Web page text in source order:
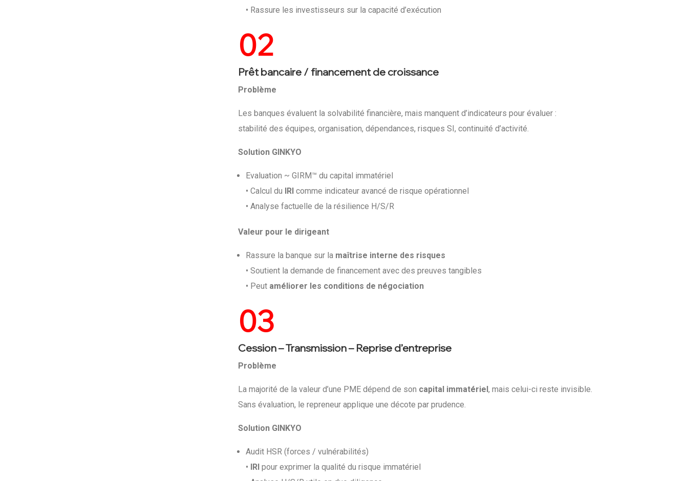
• Rassure les investisseurs sur la capacité d’exécution
02
Prêt bancaire / financement de croissance
Problème
Les banques évaluent la solvabilité financière, mais manquent d’indicateurs pour évaluer :
stabilité des équipes, organisation, dépendances, risques SI, continuité d’activité.
Solution GINKYO
Evaluation ~ GIRM™ du capital immatériel
• Calcul du IRIcomme indicateur avancé de risque opérationnel
• Analyse factuelle de la résilience H/S/R
Valeur pour le dirigeant
Rassure la banque sur la maîtrise interne des risques
• Soutient la demande de financement avec des preuves tangibles
• Peut améliorer les conditions de négociation
03
Cession – Transmission – Reprise d’entreprise
Problème
La majorité de la valeur d’une PME dépend de son capital immatériel, mais celui-ci reste invisible.
Sans évaluation, le repreneur applique une décote par prudence.
Solution GINKYO
Audit HSR (forces / vulnérabilités)
• IRIpour exprimer la qualité du risque immatériel